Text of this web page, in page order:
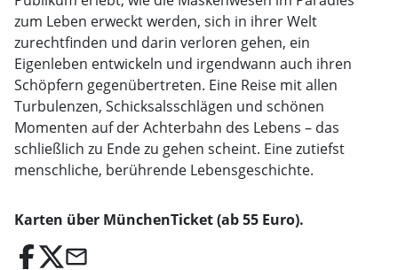
zum Leben erweckt werden, sich in ihrer Welt
zurechtfinden und darin verloren gehen, ein
Eigenleben entwickeln und irgendwann auch ihren
Schöpfern gegenübertreten. Eine Reise mit allen
Turbulenzen, Schicksalsschlägen und schönen
Momenten auf der Achterbahn des Lebens – das
schließlich zu Ende zu gehen scheint. Eine zutiefst
menschliche, berührende Lebensgeschichte.
Karten über MünchenTicket (ab 55 Euro).
email